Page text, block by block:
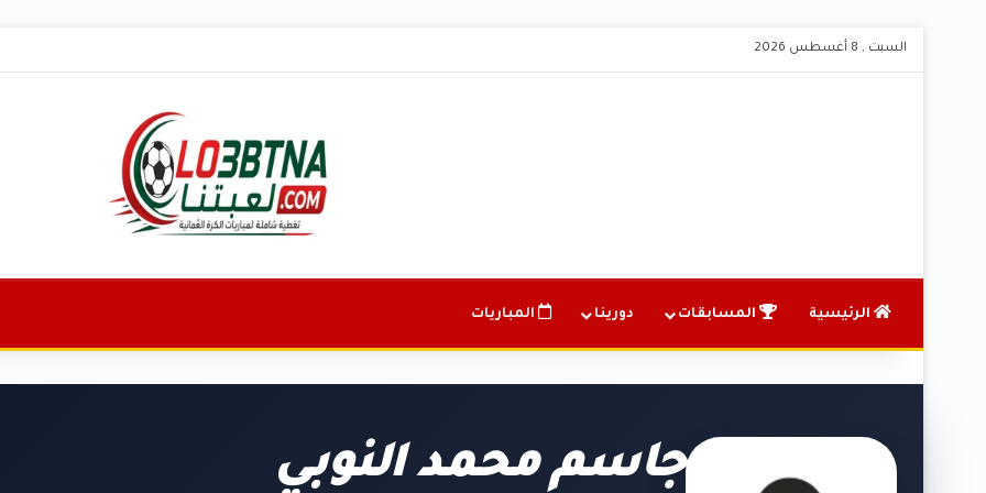
السبت , 8 أغسطس 2026
الرئيسية المسابقات دورينا المباريات
جاسم محمد النوبي